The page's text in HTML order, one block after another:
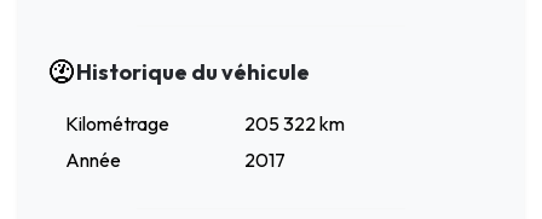
Historique du véhicule
Kilométrage
205 322 km
Année
2017